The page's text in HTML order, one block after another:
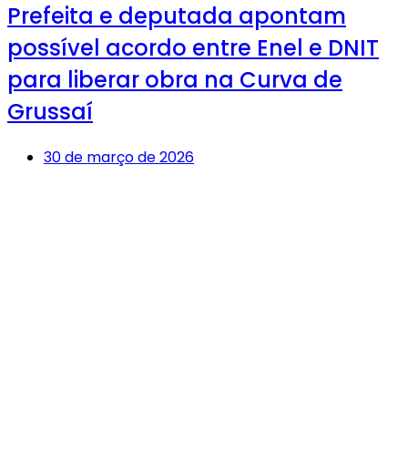
Prefeita e deputada apontam
possível acordo entre Enel e DNIT
para liberar obra na Curva de
Grussaí
30 de março de 2026